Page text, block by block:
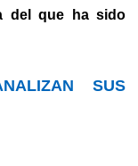
del que ha sido
SUS